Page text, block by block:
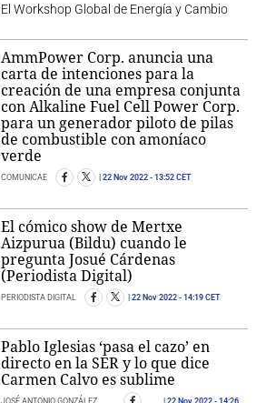
El Workshop Global de Energía y Cambio
AmmPower Corp. anuncia una
carta de intenciones para la
creación de una empresa conjunta
con Alkaline Fuel Cell Power Corp.
para un generador piloto de pilas
de combustible con amoníaco
verde
COMUNICAE 22 Nov 2022 - 13:52 CET
El cómico show de Mertxe
Aizpurua (Bildu) cuando le
pregunta Josué Cárdenas
(Periodista Digital)
PERIODISTA DIGITAL 22 Nov 2022 - 14:19 CET
Pablo Iglesias ‘pasa el cazo’ en
directo en la SER y lo que dice
Carmen Calvo es sublime
JOSÉ ANTONIO GONZÁLEZ 22 Nov 2022- 14:26